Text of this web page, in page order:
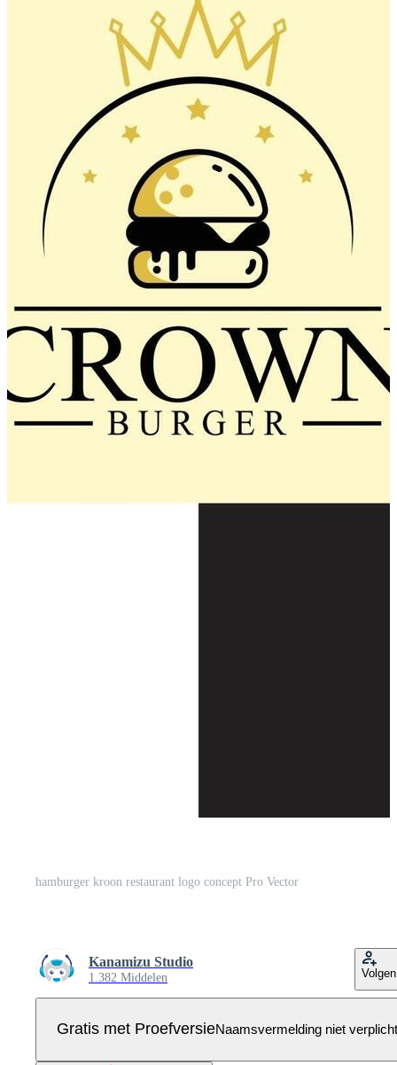
hamburger kroon restaurant logo concept Pro Vector
Kanamizu Studio
1.382 Middelen Volgen
Gratis met ProefversieNaamsvermelding niet verplicht